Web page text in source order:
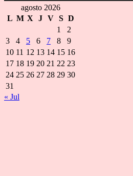
agosto 2026
L M X J V S D
1
2
3
4 5 6 7 8
9
10 11 12 13 14 15 16
17 18 19 20 21 22 23
24 25 26 27 28 29 30
31
« Jul